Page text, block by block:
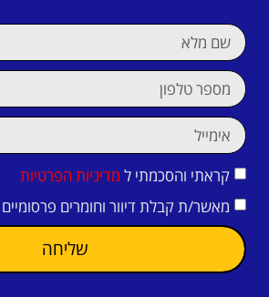
קראתי והסכמתי ל מדיניות הפרטיות
מאשר/ת קבלת דיוור וחומרים פרסומיים
שליחה